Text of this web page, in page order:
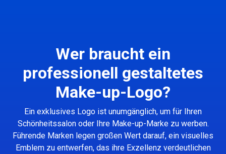
Wer braucht ein
professionell gestaltetes
Make-up-Logo?
Ein exklusives Logo ist unumgänglich, um für Ihren
Schönheitssalon oder Ihre Make-up-Marke zu werben.
Führende Marken legen großen Wert darauf, ein visuelles
Emblem zu entwerfen, das ihre Exzellenz verdeutlichen